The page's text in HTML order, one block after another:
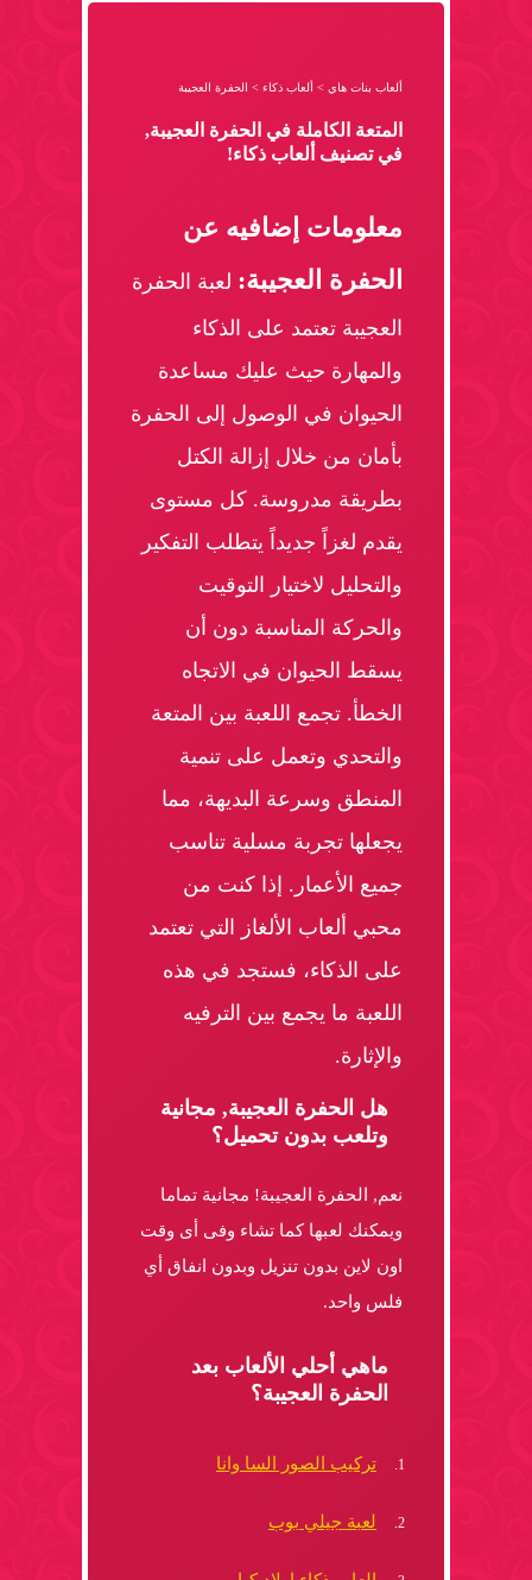
ألعاب بنات هاي > ألعاب ذكاء > الحفرة العجيبة
المتعة الكاملة في الحفرة العجيبة,
في تصنيف ألعاب ذكاء!
معلومات إضافيه عن
الحفرة العجيبة: لعبة الحفرة
العجيبة تعتمد على الذكاء
والمهارة حيث عليك مساعدة
الحيوان في الوصول إلى الحفرة
بأمان من خلال إزالة الكتل
بطريقة مدروسة. كل مستوى
يقدم لغزاً جديداً يتطلب التفكير
والتحليل لاختيار التوقيت
والحركة المناسبة دون أن
يسقط الحيوان في الاتجاه
الخطأ. تجمع اللعبة بين المتعة
والتحدي وتعمل على تنمية
المنطق وسرعة البديهة، مما
يجعلها تجربة مسلية تناسب
جميع الأعمار. إذا كنت من
محبي ألعاب الألغاز التي تعتمد
على الذكاء، فستجد في هذه
اللعبة ما يجمع بين الترفيه
والإثارة.
هل الحفرة العجيبة, مجانية
وتلعب بدون تحميل؟
نعم, الحفرة العجيبة! مجانية تماما
ويمكنك لعبها كما تشاء وفى أى وقت
اون لاين بدون تنزيل وبدون انفاق أي
فلس واحد.
ماهي أحلي الألعاب بعد
الحفرة العجيبة؟
تركيب الصور السا وانا
لعبة جيلي بوب